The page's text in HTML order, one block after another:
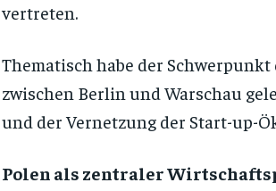
vertreten.
Thematisch habe der
zwischen Berlin und Warschau
und der Vernetzung der Start-up-
Polen als zentraler